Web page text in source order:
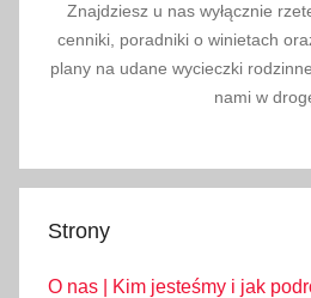
Znajdziesz u nas wyłącznie
cenniki, poradniki o winietach
plany na udane wycieczki
nami w
Strony
O nas | Kim jesteśmy i jak